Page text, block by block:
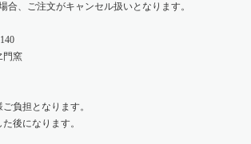
合、ご注文がキャンセル扱いとなります。
門窯
負担となります。
後になります。